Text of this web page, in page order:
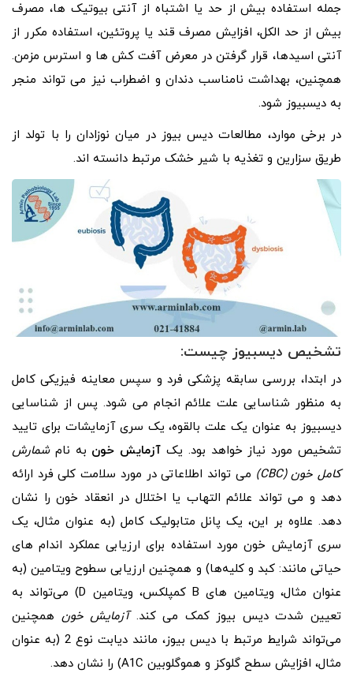
جمله استفاده بیش از حد یا اشتباه از آنتی بیوتیک ها، مصرف
بیش از حد الکل، افزایش مصرف قند یا پروتئین، استفاده مکرر از
آنتی اسیدها، قرار گرفتن در معرض آفت کش ها و استرس مزمن.
همچنین، بهداشت نامناسب دندان و اضطراب نیز می تواند منجر
به دیسبیوز شود.
در برخی موارد، مطالعات دیس بیوز در میان نوزادان را با تولد از
طریق سزارین و تغذیه با شیر خشک مرتبط دانسته اند.
تشخیص دیسبیوز چیست:
در ابتدا، بررسی سابقه پزشکی فرد و سپس معاینه فیزیکی کامل
به منظور شناسایی علت علائم انجام می شود. پس از شناسایی
دیسبیوز به عنوان یک علت بالقوه، یک سری آزمایشات برای تایید
تشخیص مورد نیاز خواهد بود. یک آزمایش خون به نامشمارش
کامل خون (CBC)
می تواند اطلاعاتی در مورد سلامت کلی فرد ارائه
دهد و می تواند علائم التهاب یا اختلال در انعقاد خون را نشان
دهد. علاوه بر این، یک پانل متابولیک کامل (به عنوان مثال، یک
سری آزمایش خون مورد استفاده برای ارزیابی عملکرد اندام‌ های
حیاتی مانند: کبد و کلیه‌ها) و همچنین ارزیابی سطوح ویتامین (به
عنوان مثال، ویتامین‌ های B کمپلکس، ویتامین D) می‌تواند به
تعیین شدت دیس بیوز کمک می کند.آزمایش خون همچنین
می‌تواند شرایط مرتبط با دیس بیوز، مانند دیابت نوع 2 (به عنوان
مثال، افزایش سطح گلوکز و هموگلوبین A1C) را نشان دهد.